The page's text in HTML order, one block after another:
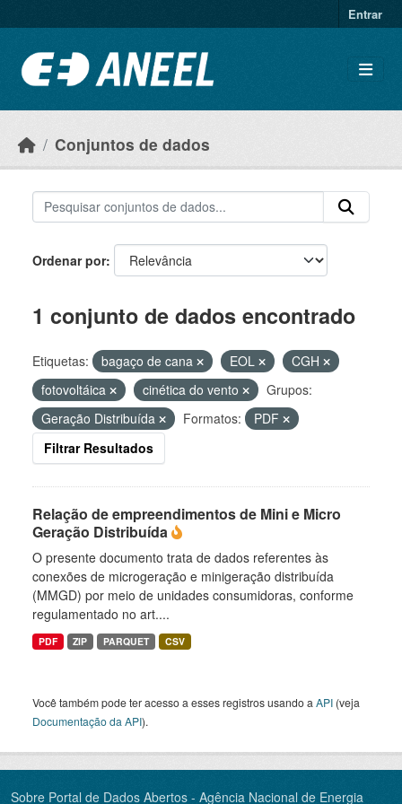
Entrar
Conjuntos de dados
Ordenar por
1 conjunto de dados encontrado
Etiquetas: bagaço de cana EOL
CGH
fotovoltáica
cinética do vento
Grupos:
Geração Distribuída
Formatos:
PDF
Filtrar Resultados
Relação de empreendimentos de Mini e Micro
Geração Distribuída
O presente documento trata de dados referentes às
conexões de microgeração e minigeração distribuída
(MMGD) por meio de unidades consumidoras, conforme
regulamentado no art....
PDF ZIP PARQUET CSV
Você também pode ter acesso a esses registros usando a API (veja
Documentação da API).
Sobre Portal de Dados Abertos - Agência Nacional de Energia